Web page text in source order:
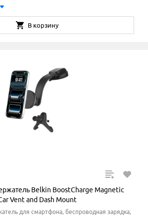
В корзину
Belkin BoostCharge Magnetic
Vent and Dash Mount
для смартфона, беспроводная зарядка,